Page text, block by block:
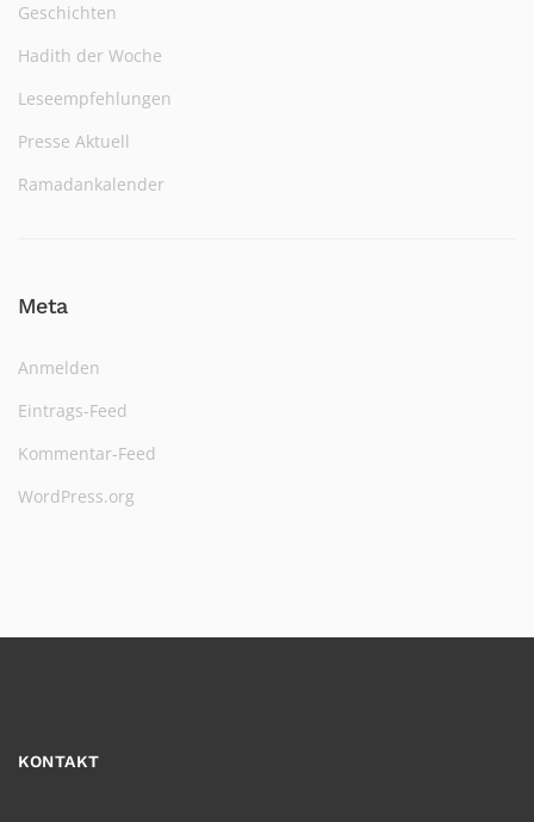
Geschichten
Hadith der Woche
Leseempfehlungen
Presse Aktuell
Ramadankalender
Meta
Anmelden
Eintrags-Feed
Kommentar-Feed
WordPress.org
KONTAKT